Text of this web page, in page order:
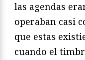
las agendas
operaban casi
que estas
cuando el